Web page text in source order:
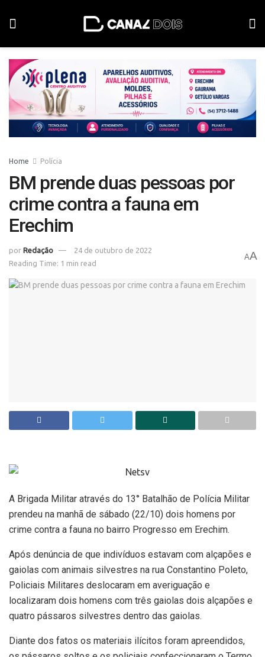
Home Polícia
BM prende duas pessoas por
crime contra a fauna em
Erechim
por Redação
24 de outubro de 2022
Reading Time: 1 min read
AA
A Brigada Militar através do 13° Batalhão de Polícia Militar
prendeu na manhã de sábado (22/10) dois homens por
crime contra a fauna no bairro Progresso em Erechim.
Após denúncia de que indivíduos estavam com alçapões e
gaiolas com animais silvestres na rua Constantino Poleto,
Policiais Militares deslocaram em averiguação e
localizaram dois homens com três gaiolas dois alçapões e
quatro pássaros silvestres dentro das gaiolas.
Diante dos fatos os materiais ilícitos foram apreendidos,